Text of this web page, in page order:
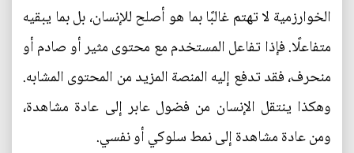
الخوارزمية لا تهتم غالبًا بما هو أصلح للإنسان، بل بما يبقيه
متفاعلًا. فإذا تفاعل المستخدم مع محتوى مثير أو صادم أو
منحرف، فقد تدفع إليه المنصة المزيد من المحتوى المشابه.
وهكذا ينتقل الإنسان من فضول عابر إلى عادة مشاهدة،
ومن عادة مشاهدة إلى نمط سلوكي أو نفسي.